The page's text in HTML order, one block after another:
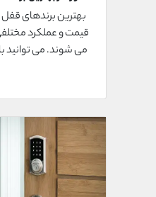
بهترین برندهای
قیمت و عملکرد
می شوند. می توانید
خبره در این حوزه